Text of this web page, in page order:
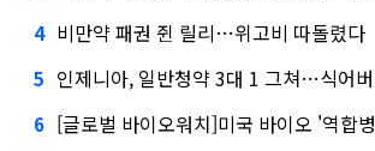
4 비만약 패권 쥔 릴리…위고비 따돌렸다
5 인제니아, 일반청약 3대 1 그쳐…식어
6 [글로벌 바이오워치]미국 바이오 '역합